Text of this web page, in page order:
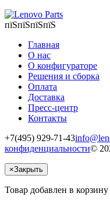
пїЅпїЅпїЅпїЅ
Главная
О нас
О конфигураторе
Решения и сборка
Оплата
Доставка
Пресс-центр
Контакты
+7(495) 929-71-43
конфиденциальности©
×Закрыть
Товар добавлен в корзину